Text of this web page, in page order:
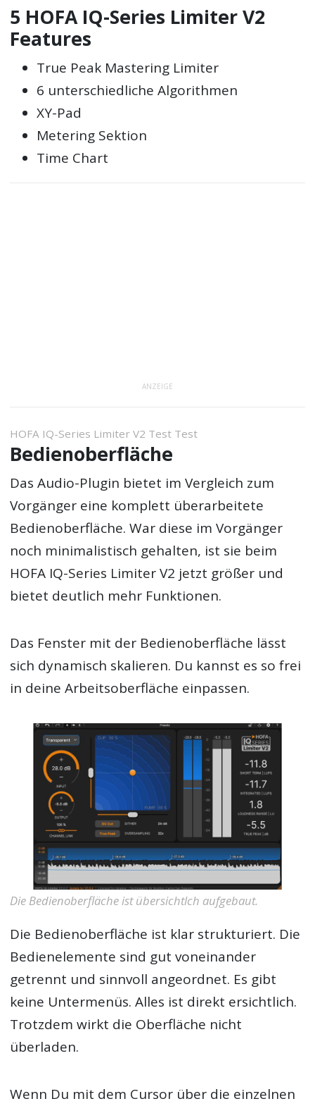
5 HOFA IQ-Series Limiter V2
Features
True Peak Mastering Limiter
6 unterschiedliche Algorithmen
XY-Pad
Metering Sektion
Time Chart
ANZEIGE
HOFA IQ-Series Limiter V2 Test Test
Bedienoberfläche
Das Audio-Plugin bietet im Vergleich zum
Vorgänger eine komplett überarbeitete
Bedienoberfläche. War diese im Vorgänger
noch minimalistisch gehalten, ist sie beim
HOFA IQ-Series Limiter V2 jetzt größer und
bietet deutlich mehr Funktionen.
Das Fenster mit der Bedienoberfläche lässt
sich dynamisch skalieren. Du kannst es so frei
in deine Arbeitsoberfläche einpassen.
Die Bedienoberfläche ist übersichtlch aufgebaut.
Die Bedienoberfläche ist klar strukturiert. Die
Bedienelemente sind gut voneinander
getrennt und sinnvoll angeordnet. Es gibt
keine Untermenüs. Alles ist direkt ersichtlich.
Trotzdem wirkt die Oberfläche nicht
überladen.
Wenn Du mit dem Cursor über die einzelnen